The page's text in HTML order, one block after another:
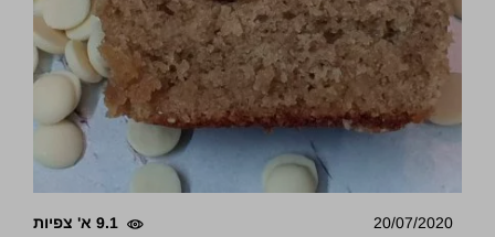
20/07/2020 9.1 א' צפיות